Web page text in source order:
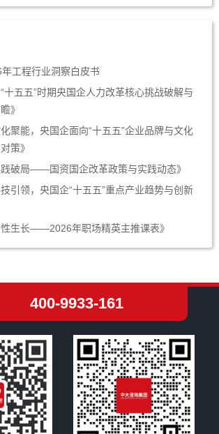
工程行业洞察白皮书
十五五”时期央国企人力改革核心挑战破解与
》
化聚能，央国企面向“十五五”企业品牌与文化
策》
践破局——国资国企改革政策与实践动态》
技引领，央国企“十五五”重点产业趋势与创新
性生长——2026年职场精英主推课表》
400-9933-161